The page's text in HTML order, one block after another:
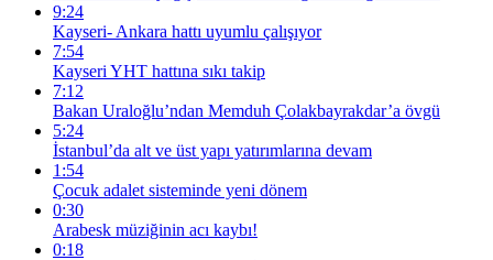
9:24
Kayseri- Ankara hattı uyumlu çalışıyor
7:54
Kayseri YHT hattına sıkı takip
7:12
Bakan Uraloğlu’ndan Memduh Çolakbayrakdar’a övgü
5:24
İstanbul’da alt ve üst yapı yatırımlarına devam
1:54
Çocuk adalet sisteminde yeni dönem
0:30
Arabesk müziğinin acı kaybı!
0:18